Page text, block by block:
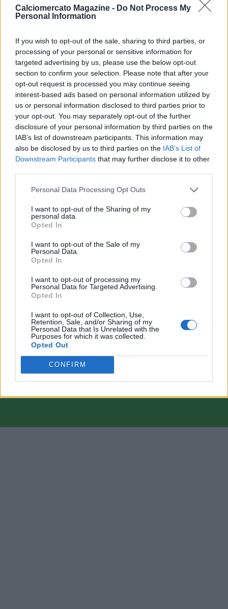
Calciomercato Magazine - Do Not Process My
Personal Information
If you wish to opt-out of the sale, sharing to third parties, or
processing of your personal or sensitive information for
targeted advertising by us, please use the below opt-out
section to confirm your selection. Please note that after your
opt-out request is processed you may continue seeing
interest-based ads based on personal information utilized by
us or personal information disclosed to third parties prior to
your opt-out. You may separately opt-out of the further
disclosure of your personal information by third parties on the
IAB’s list of downstream participants. This information may
also be disclosed by us to third parties on the IAB’s List of
Downstream Participants that may further disclose it to other
Personal Data Processing Opt Outs
I want to opt-out of the Sharing of my
personal data.
Opted In
I want to opt-out of the Sale of my
Personal Data.
Opted In
I want to opt-out of processing my
Personal Data for Targeted Advertising.
Opted In
I want to opt-out of Collection, Use,
Retention, Sale, and/or Sharing of my
Personal Data that Is Unrelated with the
Purposes for which it was collected.
Opted Out
CONFIRM
sportivo di Castel Volturno, alla vigilia della sfida di Champions
contro il Benfica. Lavoro a parte per Lukaku che ha salutato i
Mosca.
Il materiale (testo, foto e video) consultabile in questo portale è di nostra proprietà.
Alcune foto (screenshot) ed articoli presenti su "Calciomercato Magazine" sono in parte
giunti da internet, in quanto arrivati alla nostra attenzione attraverso regolari
comunicati stampa con immagini e testi allegati ed autorizzati alla pubblicazione, e
quindi valutati di pubblico dominio. Se i soggetti o gli autori avessero qualcosa in
contrario alla pubblicazione, non avranno che da segnalarlo alla redazione (indirizzo
"Calciomercato Magazine" non è una testata giornalistica, ma un sito di informazione di
proprietà di Napoli Magazine.